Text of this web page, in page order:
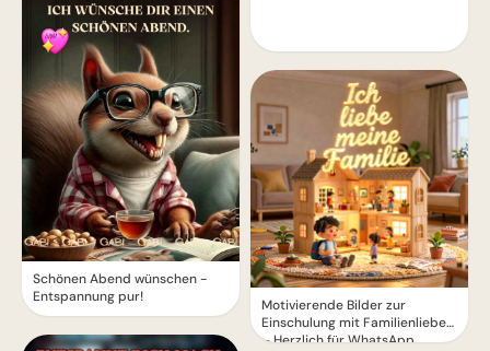
Schönen Abend wünschen -
Entspannung pur!
Motivierende Bilder zur
Einschulung mit Familienliebe
– Herzlich für WhatsApp